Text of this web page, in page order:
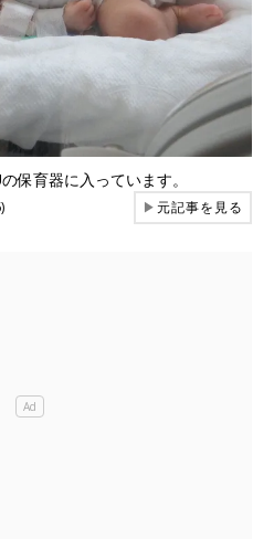
保育器に入っています。
▶元記事を見る